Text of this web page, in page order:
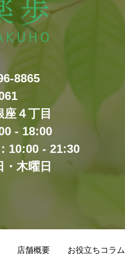
8865
座４丁目
- 18:00
10:00 - 21:30
木曜日
店舗概要 お役立ちコラム